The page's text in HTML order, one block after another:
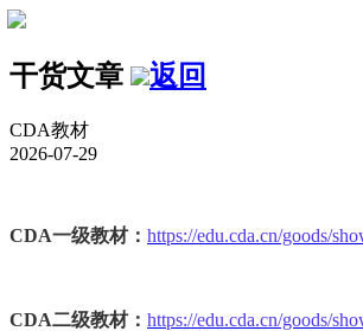
干货文章 返回
CDA教材
2026-07-29
CDA一级教材： https://edu.cda.cn/goods/
CDA二级教材： https://edu.cda.cn/goods/